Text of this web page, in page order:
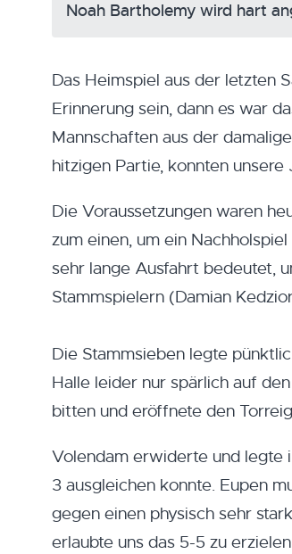
Noah Bartholemy wird hart
Das Heimspiel aus der letzten
Erinnerung sein, dann es war
Mannschaften aus der
hitzigen Partie, konnten
Die Voraussetzungen waren
zum einen, um ein
sehr lange Ausfahrt bedeutet,
Stammspielern (Damian
Die Stammsieben legte
Halle leider nur spärlich auf
bitten und eröffnete den
Volendam erwiderte und legte
3 ausgleichen konnte. Eupen
gegen einen physisch sehr
erlaubte uns das 5-5 zu